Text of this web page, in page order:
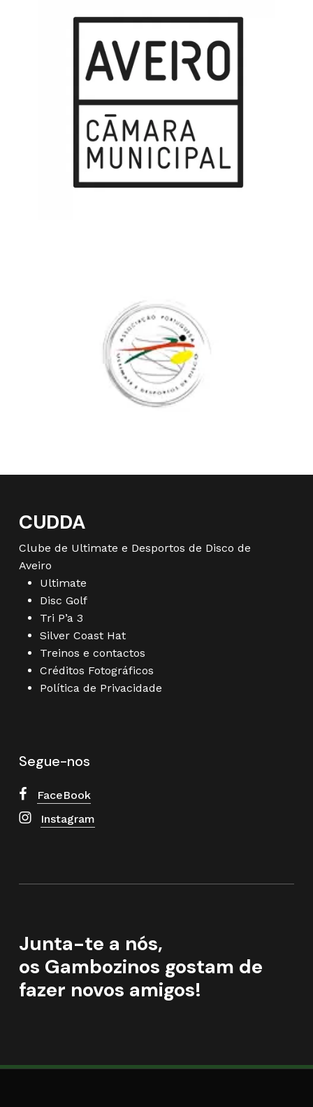
CUDDA
Clube de Ultimate e Desportos de Disco de
Aveiro
Ultimate
Disc Golf
Tri P’a 3
Silver Coast Hat
Treinos e contactos
Créditos Fotográficos
Política de Privacidade
Segue-nos
FaceBook
Instagram
Junta-te a nós,
os Gambozinos gostam de
fazer novos amigos!